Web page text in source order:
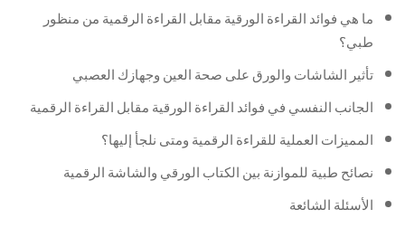
ما هي فوائد القراءة الورقية مقابل القراءة الرقمية من منظور
طبي؟
تأثير الشاشات والورق على صحة العين وجهازك العصبي
الجانب النفسي في فوائد القراءة الورقية مقابل القراءة الرقمية
المميزات العملية للقراءة الرقمية ومتى نلجأ إليها؟
نصائح طبية للموازنة بين الكتاب الورقي والشاشة الرقمية
الأسئلة الشائعة